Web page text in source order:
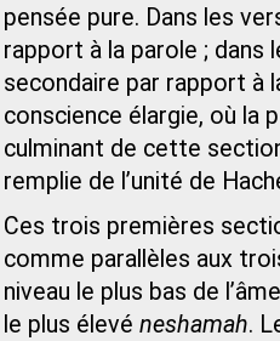
pensée pure. Dans les
rapport à la parole ; dans
secondaire par rapport à
conscience élargie, où la
culminant de cette
remplie de l’unité de
Ces trois premières
comme parallèles aux
niveau le plus bas de
le plus élevé neshamah.